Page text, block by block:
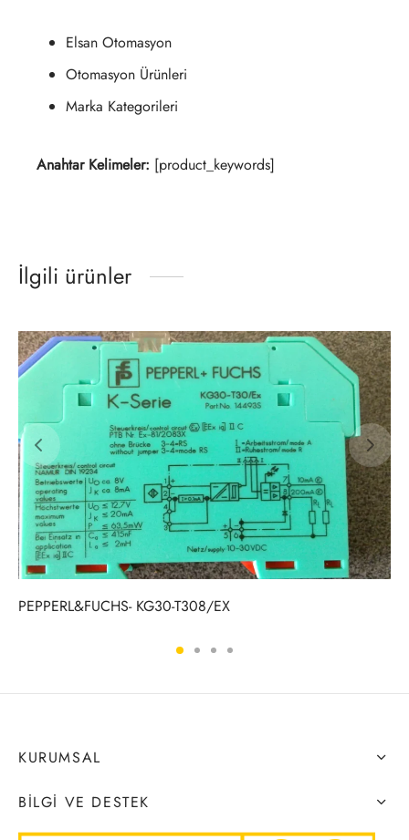
Elsan Otomasyon
Otomasyon Ürünleri
Marka Kategorileri
Anahtar Kelimeler: [product_keywords]
İlgili ürünler
PEPPERL&FUCHS- KG30-T308/EX
KURUMSAL
BILGI VE DESTEK